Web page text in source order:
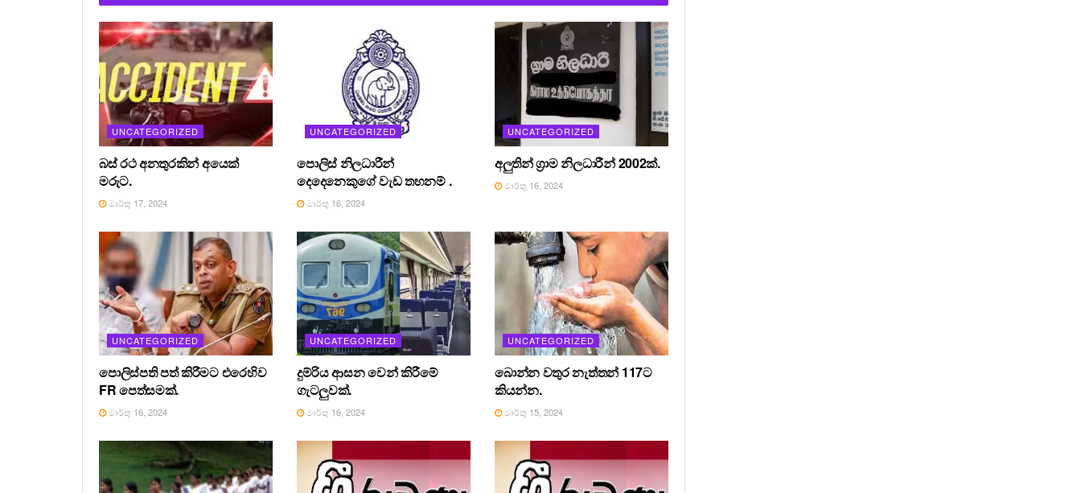
UNCATEGORIZED
බස් රථ අනතුරකින් අයෙක්
මරුට.
මාර්තු 17, 2024
UNCATEGORIZED
පොලිස් නිලධාරීන්
දෙදෙනෙකුගේ වැඩ තහනම් .
මාර්තු 16, 2024
UNCATEGORIZED
අලුතින් ග්‍රාම නිලධාරීන් 2002ක්.
මාර්තු 16, 2024
UNCATEGORIZED
පොලිස්පති පත් කිරීමට එරෙහිව
FR පෙත්සමක්.
මාර්තු 16, 2024
UNCATEGORIZED
දුම්රිය ආසන වෙන් කිරීමේ
ගැටලුවක්.
මාර්තු 16, 2024
UNCATEGORIZED
බොන්න වතුර නැත්තන් 117ට
කියන්න.
මාර්තු 15, 2024